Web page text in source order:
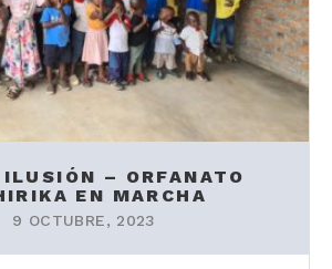
ILUSIÓN – ORFANATO
EN MARCHA
9 OCTUBRE, 2023